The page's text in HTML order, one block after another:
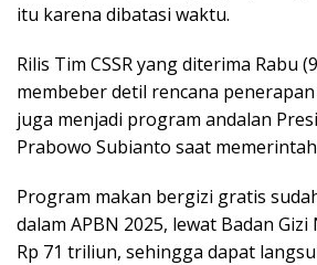
itu karena dibatasi waktu.
Rilis Tim CSSR yang diterima Rabu
membeber detil rencana
juga menjadi program andalan
Prabowo Subianto saat
Program makan bergizi gratis
dalam APBN 2025, lewat Badan
Rp 71 triliun, sehingga dapat